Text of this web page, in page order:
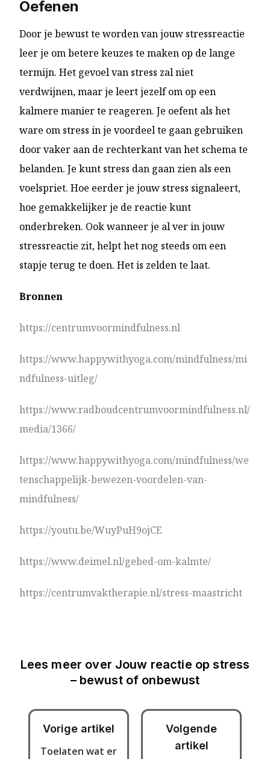
Oefenen
Door je bewust te worden van jouw stressreactie
leer je om betere keuzes te maken op de lange
termijn. Het gevoel van stress zal niet
verdwijnen, maar je leert jezelf om op een
kalmere manier te reageren. Je oefent als het
ware om stress in je voordeel te gaan gebruiken
door vaker aan de rechterkant van het schema te
belanden. Je kunt stress dan gaan zien als een
voelspriet. Hoe eerder je jouw stress signaleert,
hoe gemakkelijker je de reactie kunt
onderbreken. Ook wanneer je al ver in jouw
stressreactie zit, helpt het nog steeds om een
stapje terug te doen. Het is zelden te laat.
Bronnen
https://centrumvoormindfulness.nl
https://www.happywithyoga.com/mindfulness/mi
ndfulness-uitleg/
https://www.radboudcentrumvoormindfulness.nl/
media/1366/
https://www.happywithyoga.com/mindfulness/we
tenschappelijk-bewezen-voordelen-van-
mindfulness/
https://youtu.be/WuyPuH9ojCE
https://www.deimel.nl/gebed-om-kalmte/
https://centrumvaktherapie.nl/stress-maastricht
Lees meer over Jouw reactie op stress
– bewust of onbewust
Vorige artikel
Toelaten wat er
Volgende
artikel